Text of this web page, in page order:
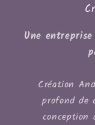
Une entreprise
Création
profond de
conception